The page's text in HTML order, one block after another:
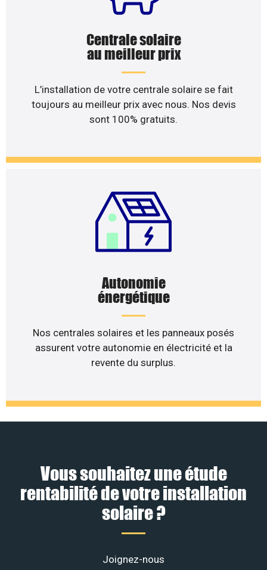
Centrale solaire
au meilleur prix
L’installation de votre centrale solaire se fait
toujours au meilleur prix avec nous. Nos devis
sont 100% gratuits.
Autonomie
énergétique
Nos centrales solaires et les panneaux posés
assurent votre autonomie en électricité et la
revente du surplus.
Vous souhaitez une étude
rentabilité de votre installation
solaire ?
Joignez-nous